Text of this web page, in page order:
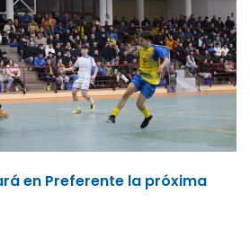
en Preferente la próxima